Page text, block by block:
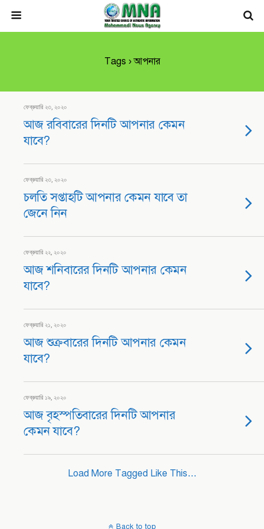
Tags › আপনার
ফেব্রুয়ারি ২৩, ২০২০
আজ রবিবারের দিনটি আপনার কেমন
যাবে?
ফেব্রুয়ারি ২৩, ২০২০
চলতি সপ্তাহটি আপনার কেমন যাবে তা
জেনে নিন
ফেব্রুয়ারি ২২, ২০২০
আজ শনিবারের দিনটি আপনার কেমন
যাবে?
ফেব্রুয়ারি ২১, ২০২০
আজ শুক্রবারের দিনটি আপনার কেমন
যাবে?
ফেব্রুয়ারি ১৯, ২০২০
আজ বৃহস্পতিবারের দিনটি আপনার
কেমন যাবে?
Load More Tagged Like This…
Back to top